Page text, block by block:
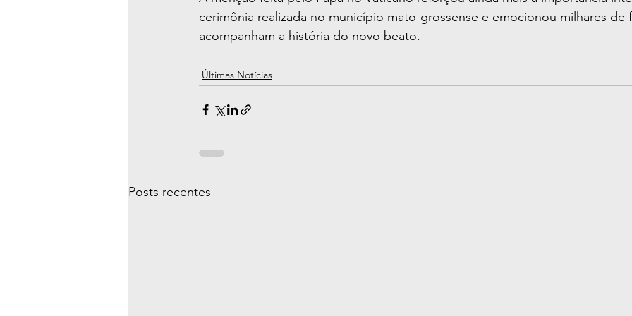
cerimônia realizada no município mato-grossense e emocionou milhares de
acompanham a história do novo beato.
Últimas Notícias
Posts recentes